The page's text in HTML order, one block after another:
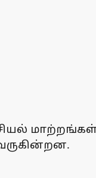
மாற்றங்கள்